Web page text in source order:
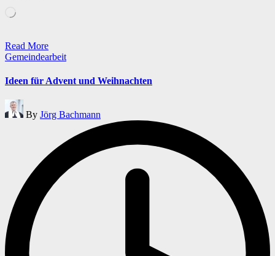
Wird
Read More
Posted
Gemeindearbeit
Ideen für Advent und Weihnachten
Posted
by
By Jörg Bachmann